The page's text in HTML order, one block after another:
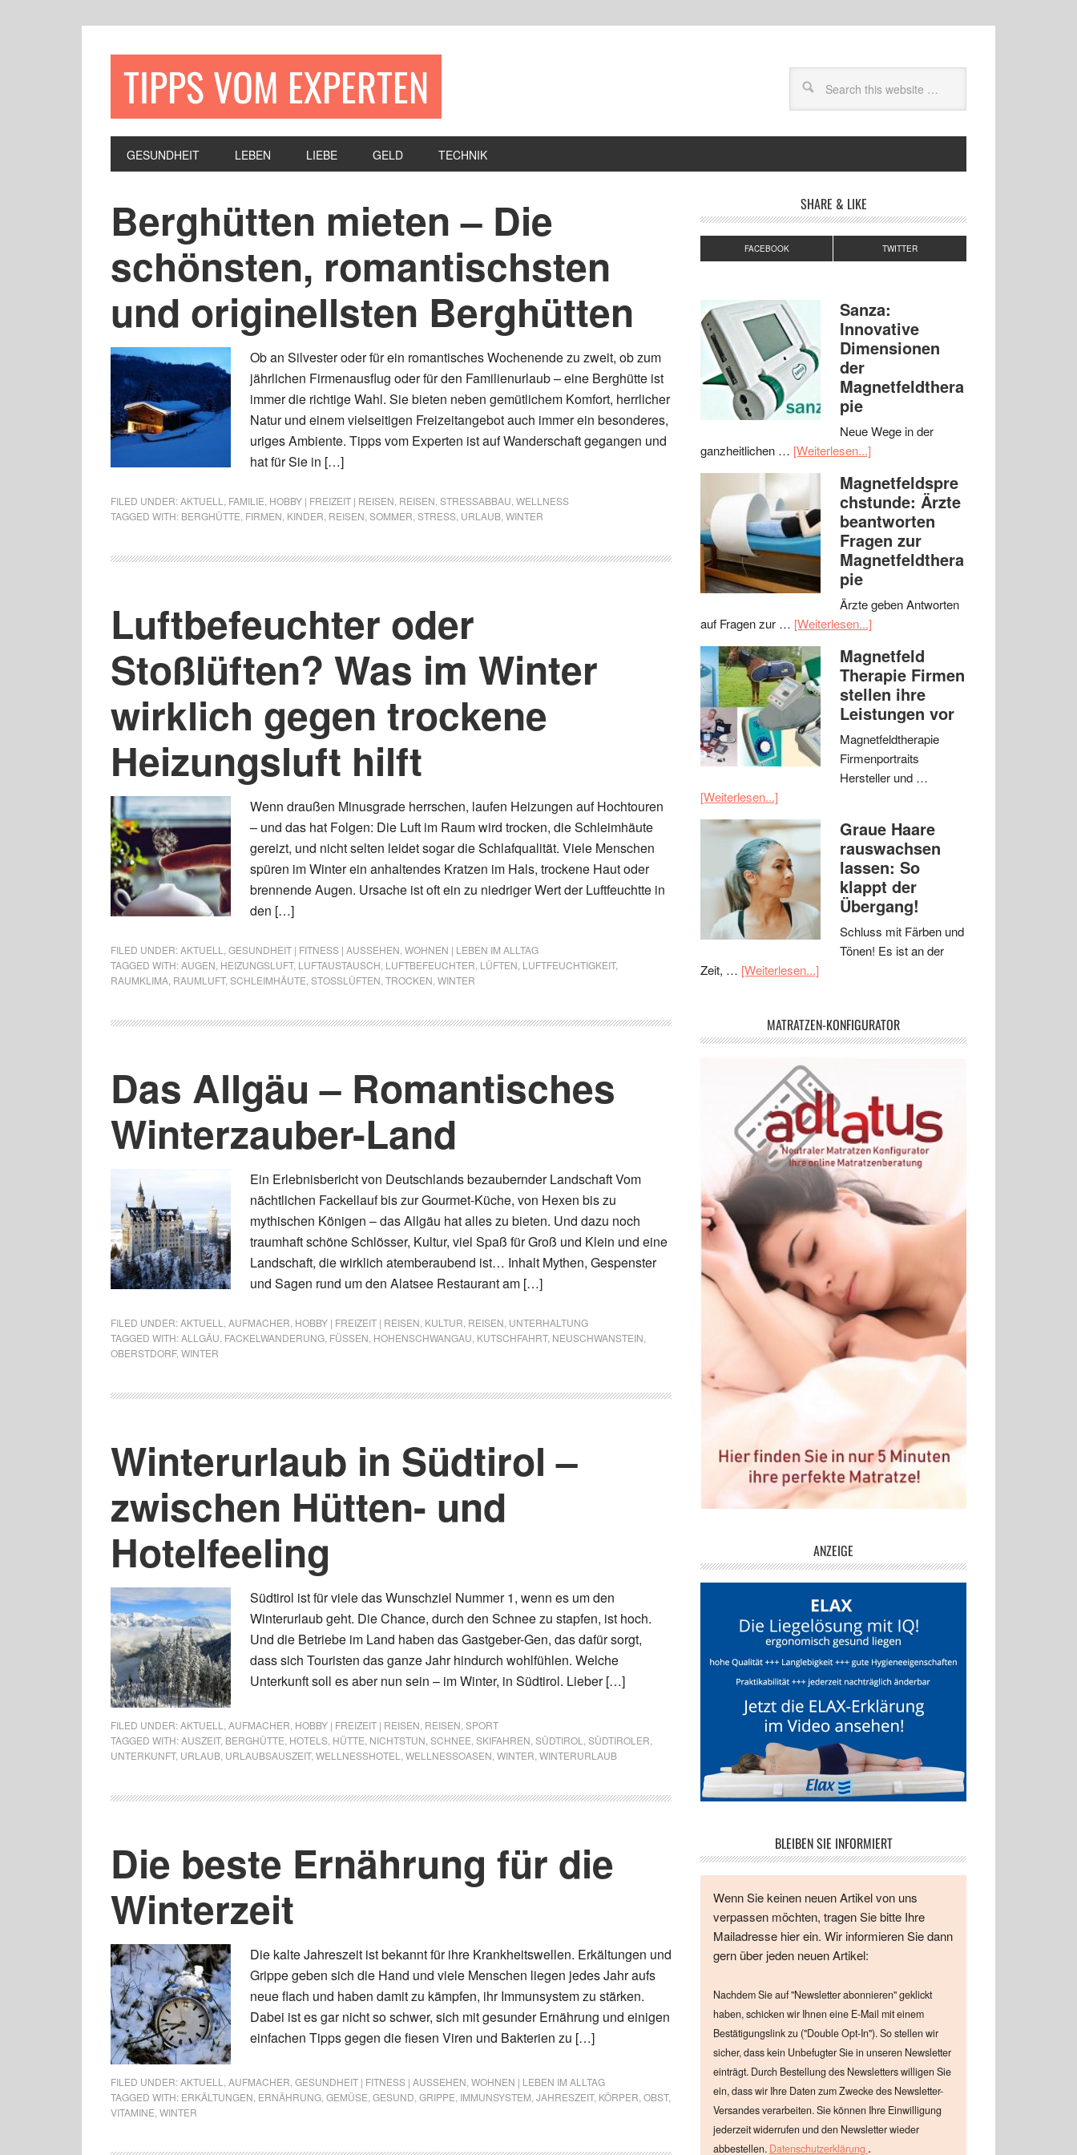
TIPPS VOM EXPERTEN
GESUNDHEIT LEBEN LIEBE GELD TECHNIK
Berghütten mieten – Die
schönsten, romantischsten
und originellsten Berghütten
Ob an Silvester oder für ein romantisches Wochenende zu zweit, ob zum
jährlichen Firmenausflug oder für den Familienurlaub – eine Berghütte ist
immer die richtige Wahl. Sie bieten neben gemütlichem Komfort, herrlicher
Natur und einem vielseitigen Freizeitangebot auch immer ein besonderes,
uriges Ambiente. Tipps vom Experten ist auf Wanderschaft gegangen und
hat für Sie in […]
FILED UNDER:AKTUELL FAMILIE HOBBY | FREIZEIT | REISEN REISEN STRESSABBAU WELLNESS
TAGGED WITH: BERGHÜTTE FIRMEN KINDER REISEN SOMMER STRESS URLAUB WINTER
Luftbefeuchter oder
Stoßlüften? Was im Winter
wirklich gegen trockene
Heizungsluft hilft
Wenn draußen Minusgrade herrschen, laufen Heizungen auf Hochtouren
– und das hat Folgen: Die Luft im Raum wird trocken, die Schleimhäute
gereizt, und nicht selten leidet sogar die Schlafqualität. Viele Menschen
spüren im Winter ein anhaltendes Kratzen im Hals, trockene Haut oder
brennende Augen. Ursache ist oft ein zu niedriger Wert der Luftfeuchtte in
den […]
FILED UNDER:AKTUELL GESUNDHEIT | FITNESS | AUSSEHEN WOHNEN | LEBEN IM ALLTAG
TAGGED WITH:AUGEN HEIZUNGSLUFT, LUFTAUSTAUSCH LUFTBEFEUCHTER LÜFTEN LUFTFEUCHTIGKEIT,
RAUMKLIMA RAUMLUFT, SCHLEIMHÄUTE STOSSLÜFTEN TROCKEN WINTER
Das Allgäu – Romantisches
Winterzauber-Land
Ein Erlebnisbericht von Deutschlands bezaubernder Landschaft Vom
nächtlichen Fackellauf bis zur Gourmet-Küche, von Hexen bis zu
mythischen Königen – das Allgäu hat alles zu bieten. Und dazu noch
traumhaft schöne Schlösser, Kultur, viel Spaß für Groß und Klein und eine
Landschaft, die wirklich atemberaubend ist… Inhalt Mythen, Gespenster
und Sagen rund um den Alatsee Restaurant am […]
FILED UNDER:AKTUELL AUFMACHER HOBBY | FREIZEIT | REISEN KULTUR REISEN UNTERHALTUNG
TAGGED WITH:ALLGÄU FACKELWANDERUNG FÜSSEN HOHENSCHWANGAU KUTSCHFAHRT, NEUSCHWANSTEIN
OBERSTDORF, WINTER
Winterurlaub in Südtirol –
zwischen Hütten- und
Hotelfeeling
Südtirol ist für viele das Wunschziel Nummer 1, wenn es um den
Winterurlaub geht. Die Chance, durch den Schnee zu stapfen, ist hoch.
Und die Betriebe im Land haben das Gastgeber-Gen, das dafür sorgt,
dass sich Touristen das ganze Jahr hindurch wohlfühlen. Welche
Unterkunft soll es aber nun sein – im Winter, in Südtirol. Lieber […]
FILED UNDER:AKTUELL AUFMACHER HOBBY | FREIZEIT | REISEN REISEN SPORT
TAGGED WITH:AUSZEIT, BERGHÜTTE HOTELS HÜTTE NICHTSTUN SCHNEE SKIFAHREN SÜDTIROL SÜDTIROLER
UNTERKUNFT, URLAUB URLAUBSAUSZEIT, WELLNESSHOTEL WELLNESSOASEN WINTER WINTERURLAUB
Die beste Ernährung für die
Winterzeit
Die kalte Jahreszeit ist bekannt für ihre Krankheitswellen. Erkältungen und
Grippe geben sich die Hand und viele Menschen liegen jedes Jahr aufs
neue flach und haben damit zu kämpfen, ihr Immunsystem zu stärken.
Dabei ist es gar nicht so schwer, sich mit gesunder Ernährung und einigen
einfachen Tipps gegen die fiesen Viren und Bakterien zu […]
FILED UNDER:AKTUELL AUFMACHER GESUNDHEIT | FITNESS | AUSSEHEN WOHNEN | LEBEN IM ALLTAG
TAGGED WITH: ERKÄLTUNGEN ERNÄHRUNG GEMÜSE GESUND GRIPPE IMMUNSYSTEM JAHRESZEIT, KÖRPER OBST,
VITAMINE WINTER
SHARE & LIKE
FACEBOOK TWITTER
Sanza:
Innovative
Dimensionen
der
Magnetfeldthera
pie
Neue Wege in der
ganzheitlichen … [Weiterlesen...]
Magnetfeldspre
chstunde: Ärzte
beantworten
Fragen zur
Magnetfeldthera
pie
Ärzte geben Antworten
auf Fragen zur … [Weiterlesen...]
Magnetfeld
Therapie Firmen
stellen ihre
Leistungen vor
Magnetfeldtherapie
Firmenportraits
Hersteller und …
[Weiterlesen...]
Graue Haare
rauswachsen
lassen: So
klappt der
Übergang!
Schluss mit Färben und
Tönen! Es ist an der
Zeit, … [Weiterlesen...]
MATRATZEN-KONFIGURATOR
ANZEIGE
BLEIBEN SIE INFORMIERT
Wenn Sie keinen neuen Artikel von uns
verpassen möchten, tragen Sie bitte Ihre
Mailadresse hier ein. Wir informieren Sie dann
gern über jeden neuen Artikel:
Nachdem Sie auf "Newsletter abonnieren" geklickt
haben, schicken wir Ihnen eine E-Mail mit einem
Bestätigungslink zu ("Double Opt-In"). So stellen wir
sicher, dass kein Unbefugter Sie in unseren Newsletter
einträgt. Durch Bestellung des Newsletters willigen Sie
ein, dass wir Ihre Daten zum Zwecke des Newsletter-
Versandes verarbeiten. Sie können Ihre Einwilligung
jederzeit widerrufen und den Newsletter wieder
abbestellen. Datenschutzerklärung .